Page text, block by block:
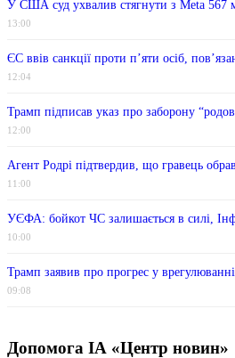
У США суд ухвалив стягнути з Meta 567
13:00
ЄС ввів санкції проти п’яти осіб,
12:04
Трамп підписав указ про заборону
12:00
Агент Родрі підтвердив, що гравець
11:00
УЄФА: бойкот ЧС залишається в силі,
10:00
Трамп заявив про прогрес у
09:08
Допомога ІА «Центр новин»